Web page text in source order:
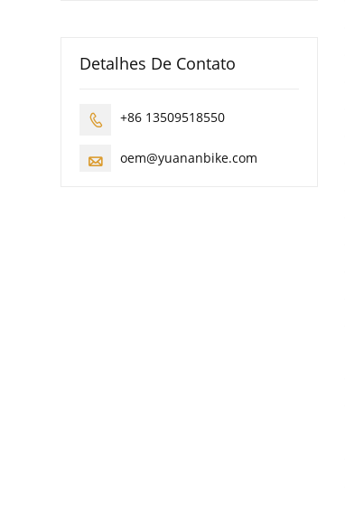
Detalhes De Contato
 +86 13509518550
 oem@yuananbike.com